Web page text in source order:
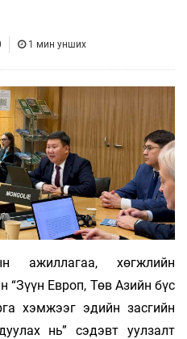
1 мин унших
ажиллагаа, хөгж­лийн
“Зүүн Европ, Төв Азийн бүс
хэм­ж­ээг эдийн засгийн
нь” сэдэвт уулзалт